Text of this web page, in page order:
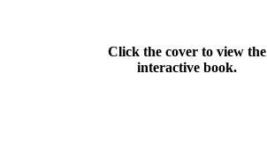
Click the cover to view the
interactive book.